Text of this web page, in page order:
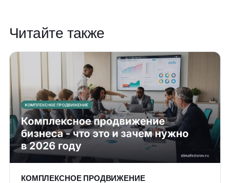
Читайте также
КОМПЛЕКСНОЕ ПРОДВИЖЕНИЕ